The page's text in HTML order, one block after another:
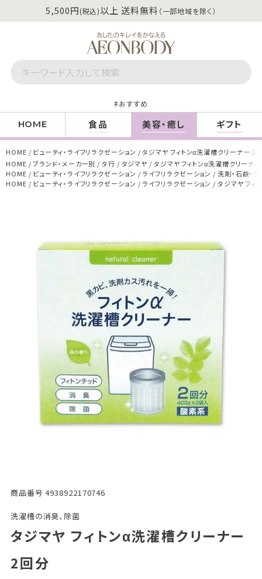
5,500円(税込)以上 送料無料 （一部地域を除く）
おすすめ
HOME 食品 美容・癒し ギフト
HOME ビューティ・ライフリラクゼーション
タジマヤ フィトンα洗濯槽クリーナー 2
HOME
ブランド・メーカー別 タ行 タジマヤ
タジマヤ フィトンα洗濯槽クリーナ
HOME
ビューティ・ライフリラクゼーション ライフリラクゼーション
洗剤・石鹸・
HOME
ビューティ・ライフリラクゼーション ライフリラクゼーション タジマヤ フィ
商品番号 4938922170746
洗濯槽の消臭、除菌
タジマヤ フィトンα洗濯槽クリーナー
2回分